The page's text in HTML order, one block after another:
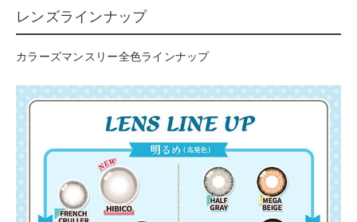
レンズラインナップ
カラーズマンスリー全色ラインナップ